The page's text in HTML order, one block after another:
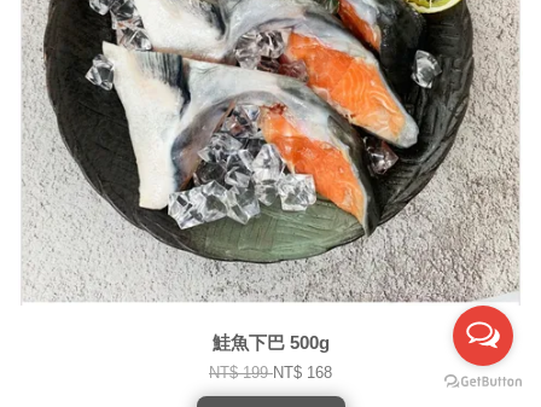
鮭魚下巴 500g
NT$ 199NT$ 168